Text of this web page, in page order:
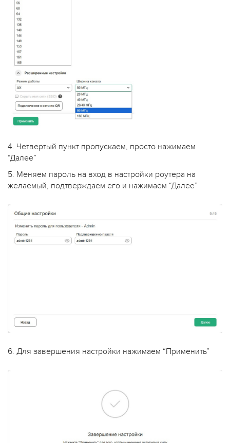
4. Четвертый пункт пропускаем, просто нажимаем
“Далее”
5. Меняем пароль на вход в настройки роутера на
желаемый, подтверждаем его и нажимаем “Далее”
6. Для завершения настройки нажимаем “Применить”